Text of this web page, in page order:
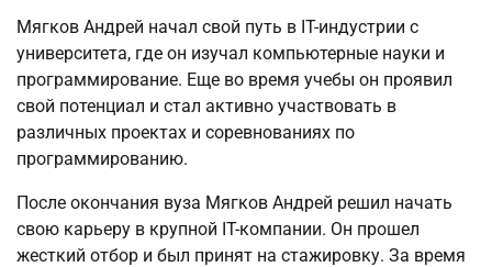
Мягков Андрей начал свой путь в IT-индустрии с
университета, где он изучал компьютерные науки и
программирование. Еще во время учебы он проявил
свой потенциал и стал активно участвовать в
различных проектах и соревнованиях по
программированию.
После окончания вуза Мягков Андрей решил начать
свою карьеру в крупной IT-компании. Он прошел
жесткий отбор и был принят на стажировку. За время